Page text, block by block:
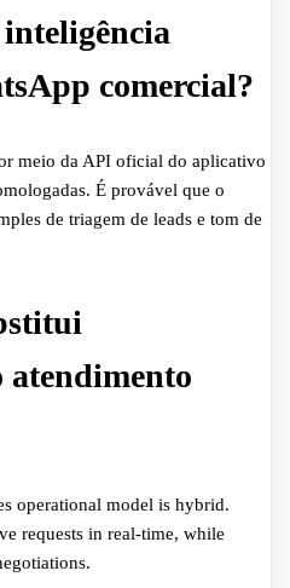
comercial?
meio da API oficial do aplicativo
É provável que o
de triagem de leads e tom de
atendimento
operational model is hybrid.
requests in real-time, while